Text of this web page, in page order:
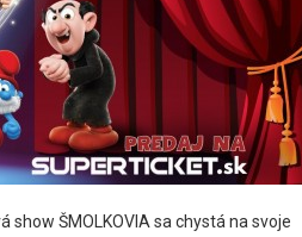
ŠMOLKOVIA sa chystá na svoje